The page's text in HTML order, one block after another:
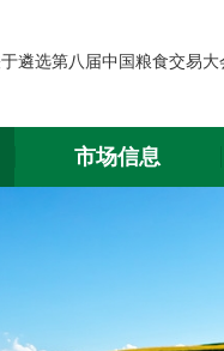
市场信息